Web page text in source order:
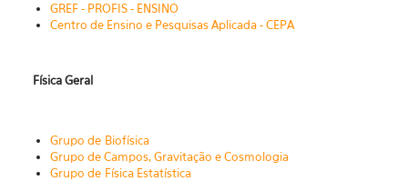
GREF - PROFIS - ENSINO
Centro de Ensino e Pesquisas Aplicada - CEPA
Física Geral
Grupo de Biofísica
Grupo de Campos, Gravitação e Cosmologia
Grupo de Física Estatística